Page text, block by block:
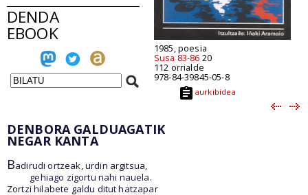
DENDA
EBOOK
1985, poesia
Susa 83-86 20
112 orrialde
978-84-39845-05-8
aurkibidea
DENBORA GALDUAGATIK
NEGAR KANTA
Badirudi ortzeak, urdin argitsua,
gehiago zigortu nahi nauela.
Zortzi hilabete galdu ditut hatzapar